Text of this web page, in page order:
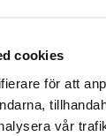
cookies
för att
vår